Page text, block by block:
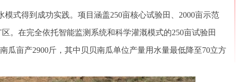
式得到成功实践。项目涵盖250亩核心试验田、2000亩示范
。在完全依托智能监测系统和科学灌溉模式的250亩试验田
瓜亩产2900斤，其中贝贝南瓜单位产量用水量最低降至70立方